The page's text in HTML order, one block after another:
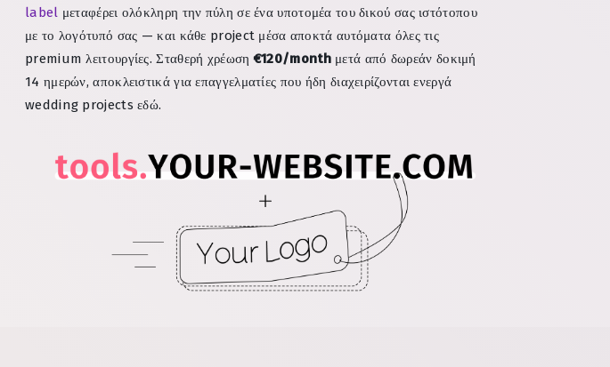
label μεταφέρει ολόκληρη την πύλη σε ένα υποτομέα του δικού σας ιστότοπου
με το λογότυπό σας — και κάθε project μέσα αποκτά αυτόματα όλες τις
premium λειτουργίες. Σταθερή χρέωση€120/monthμετά από δωρεάν δοκιμή
14 ημερών, αποκλειστικά για επαγγελματίες που ήδη διαχειρίζονται ενεργά
wedding projects εδώ.